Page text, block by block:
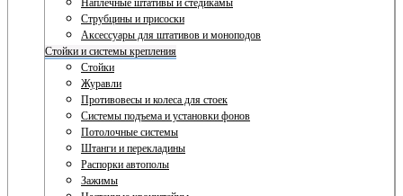
Наплечные штативы и стедикамы
Струбцины и присоски
Аксессуары для штативов и моноподов
Стойки и системы крепления
Стойки
Журавли
Противовесы и колеса для стоек
Системы подъема и установки фонов
Потолочные системы
Штанги и перекладины
Распорки автополы
Зажимы